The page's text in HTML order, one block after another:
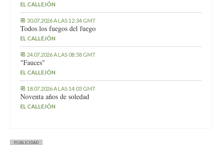
EL CALLEJÓN
30.07.2026 A LAS 12:34 GMT
Todos los fuegos del fuego
EL CALLEJÓN
24.07.2026 A LAS 08:58 GMT
"Fauces"
EL CALLEJÓN
18.07.2026 A LAS 14:03 GMT
Noventa años de soledad
EL CALLEJÓN
PUBLICIDAD